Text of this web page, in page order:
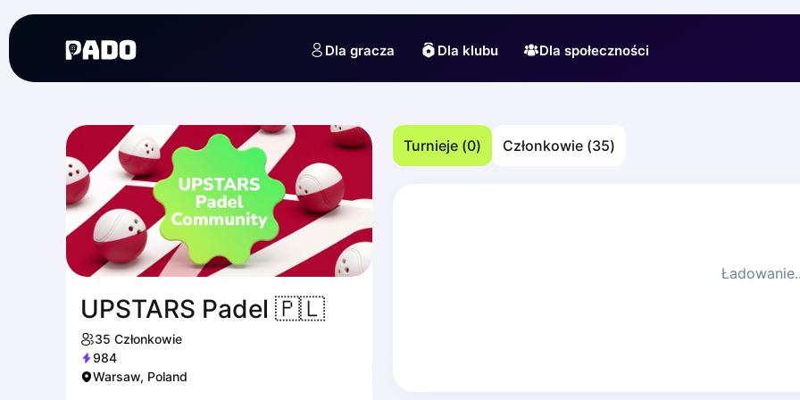
Dla gracza Dla klubu Dla społeczności
English
Українська
Polski
Русский
UPSTARS Padel 🇵🇱
35 Członkowie
984
Warsaw, Poland
Turnieje (0) Członkowie (35)